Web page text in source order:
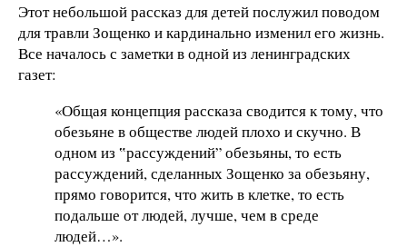
Этот небольшой рассказ для детей послужил поводом
для травли Зощенко и кардинально изменил его жизнь.
Все началось с заметки в одной из ленинградских
газет:
«Общая концепция расска­за сводится к тому, что
обезьяне в обществе людей плохо и скучно. В
одном из ‟рассуждений” обе­зьяны, то есть
рассуждений, сделанных Зощенко за обезьяну,
прямо говорится, что жить в клетке, то есть
подальше от людей, лучше, чем в среде
людей…».